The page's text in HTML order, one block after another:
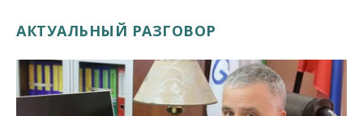
АКТУАЛЬНЫЙ РАЗГОВОР